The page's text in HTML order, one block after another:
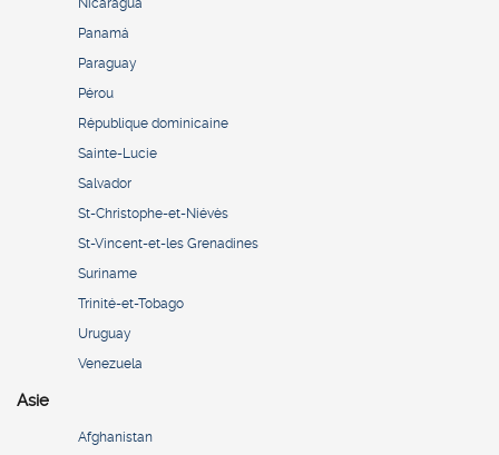
Nicaragua
Panamá
Paraguay
Pérou
République dominicaine
Sainte-Lucie
Salvador
St-Christophe-et-Niévès
St-Vincent-et-les Grenadines
Suriname
Trinité-et-Tobago
Uruguay
Venezuela
Asie
Afghanistan